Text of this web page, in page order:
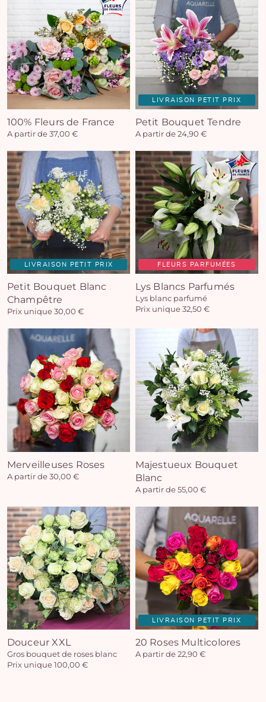
100% Fleurs de France
A partir de 37,00 €
LIVRAISON PETIT PRIX
Petit Bouquet Tendre
A partir de 24,90 €
LIVRAISON PETIT PRIX
Petit Bouquet Blanc
Champêtre
Prix unique 30,00 €
FLEURS PARFUMÉES
Lys Blancs Parfumés
Lys blanc parfumé
Prix unique 32,50 €
Merveilleuses Roses
A partir de 30,00 €
Majestueux Bouquet
Blanc
A partir de 55,00 €
Douceur XXL
Gros bouquet de roses blanc
Prix unique 100,00 €
LIVRAISON PETIT PRIX
20 Roses Multicolores
A partir de 22,90 €